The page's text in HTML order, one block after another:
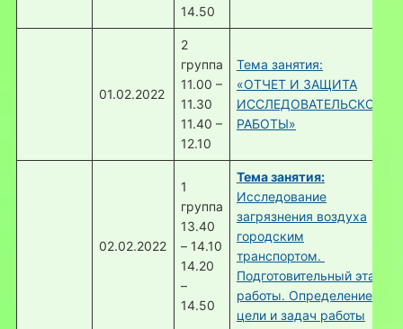
14.50
01.02.2022
2
группа
11.00 –
11.30
11.40 –
12.10
Тема занятия:
«ОТЧЕТ И ЗАЩИТА
ИССЛЕДОВАТЕЛЬСКОЙ
РАБОТЫ»
02.02.2022
1
группа
13.40
– 14.10
14.20
–
14.50
Тема занятия:
Исследование
загрязнения воздуха
городским
транспортом.
Подготовительный этап
работы. Определение
цели и задач работы